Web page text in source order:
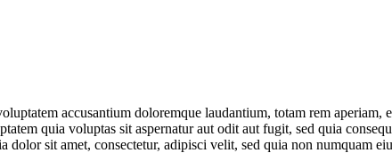
accusantium doloremque laudantium, totam rem
quia voluptas sit aspernatur aut odit aut fugit, sed quia
dolor sit amet, consectetur, adipisci velit, sed quia non numquam